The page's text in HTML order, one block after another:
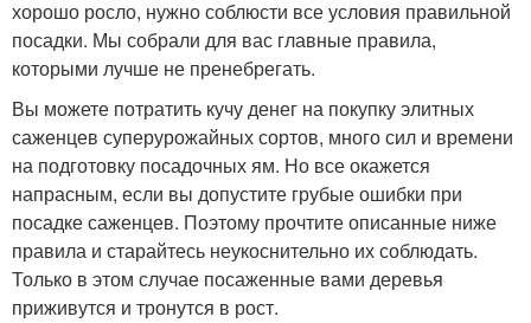
хорошо росло, нужно соблюсти все условия правильной
посадки. Мы собрали для вас главные правила,
которыми лучше не пренебрегать.
Вы можете потратить кучу денег на покупку элитных
саженцев суперурожайных сортов, много сил и времени
на подготовку посадочных ям. Но все окажется
напрасным, если вы допустите грубые ошибки при
посадке саженцев. Поэтому прочтите описанные ниже
правила и старайтесь неукоснительно их соблюдать.
Только в этом случае посаженные вами деревья
приживутся и тронутся в рост.